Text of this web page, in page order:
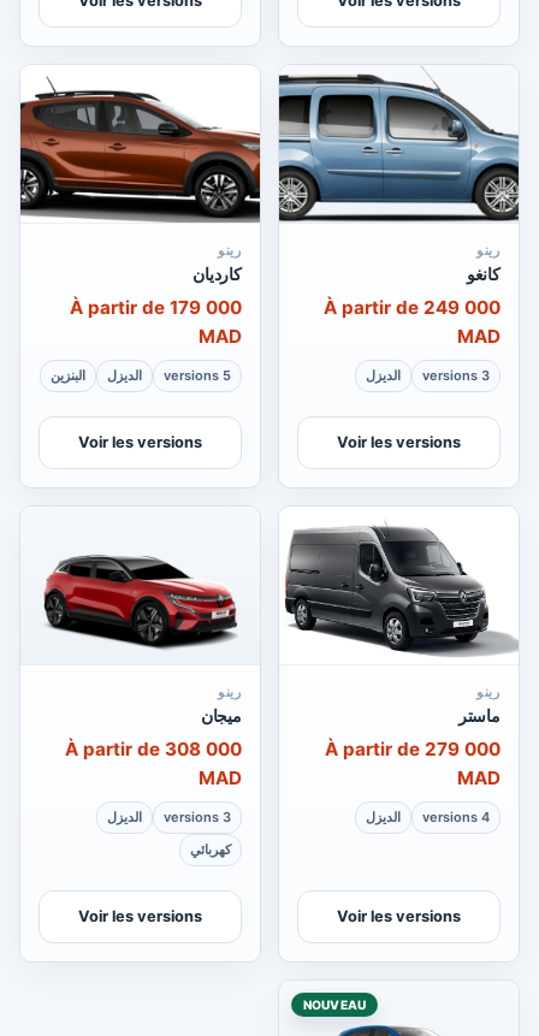
رينو
كانغو
À partir de 249 000
MAD
3 versions الديزل
Voir les versions
رينو
كارديان
À partir de 179 000
MAD
5 versions الديزل البنزين
Voir les versions
رينو
ماستر
À partir de 279 000
MAD
4 versions الديزل
Voir les versions
رينو
ميجان
À partir de 308 000
MAD
3 versions
الديزل
كهربائي
Voir les versions
NOUVEAU